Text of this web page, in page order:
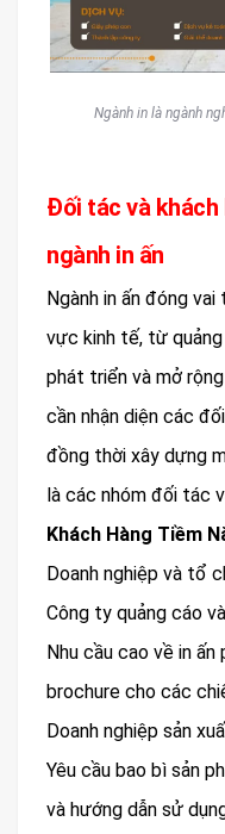
Ngành in là ngành
Đối tác và khách
ngành in ấn
Ngành in ấn đóng
vực kinh tế, từ
phát triển và mở
cần nhận diện các
đồng thời xây dựng
là các nhóm đối tác
Khách Hàng Tiềm
Doanh nghiệp và tổ
Công ty quảng cáo
Nhu cầu cao về in
brochure cho các
Doanh nghiệp sản
Yêu cầu bao bì sản
và hướng dẫn sử